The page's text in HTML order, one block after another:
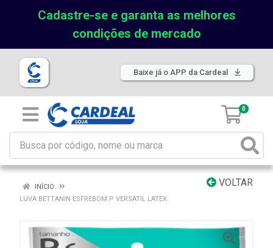
Cadastre-se e garanta as melhores
condições de mercado
Baixe já o APP da Cardeal
0
VOLTAR
INÍCIO
LUVA BETTANIN ESFREBOM P VERSATIL LATEX